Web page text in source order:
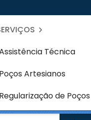
Técnica
Poços Artesianos
Regularização de Poços